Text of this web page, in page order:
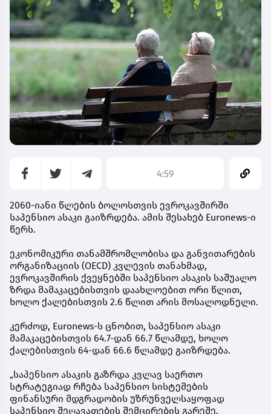
4:59
2060-იანი წლების ბოლოსთვის ევროკავშირში
საპენსიო ასაკი გაიზრდება. ამის შესახებ Euronews-ი
წერს.
ეკონომიკური თანამშრომლობისა და განვითარების
ორგანიზაციის (OECD) კვლევის თანახმად,
ევროკავშირის ქვეყნებში საპენსიო ასაკის საშუალო
ზრდა მამაკაცებისთვის დაახლოებით ორი წლით,
ხოლო ქალებისთვის 2.6 წლით არის მოსალოდნელი.
კერძოდ, Euronews-ს ცნობით, საპენსიო ასაკი
მამაკაცებისთვის 64.7-დან 66.7 წლამდე, ხოლო
ქალებისთვის 64-დან 66.6 წლამდე გაიზრდება.
„საპენსიო ასაკის გაზრდა კვლავ საერთო
სტრატეგიად რჩება საპენსიო სისტემების
ფინანსური მდგრადობის უზრუნველსაყოფად
საპენსიო შეღავათების შემცირების გარეშე.